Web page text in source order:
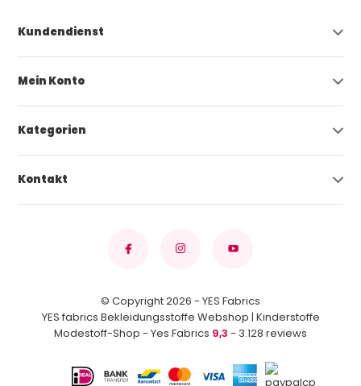
Kundendienst
Mein Konto
Kategorien
Kontakt
© Copyright 2026 - YES Fabrics
YES fabrics Bekleidungsstoffe Webshop | Kinderstoffe
Modestoff-Shop - Yes Fabrics 9,3 - 3.128 reviews